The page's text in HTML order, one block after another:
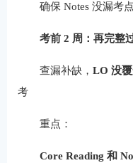
确保 Notes 没漏考
考前 2 周：再完整
查漏补缺， LO 没
考
重点：
Core Reading 和